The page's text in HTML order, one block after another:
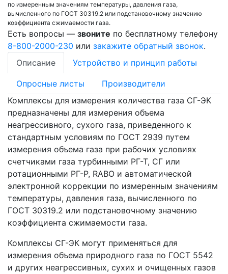
по измеренным значениям температуры, давления газа,
вычисленного по ГОСТ 30319.2 или подстановочному значению
коэффициента сжимаемости газа.
Есть вопросы — звоните по бесплатному телефону
8-800-2000-230 или закажите обратный звонок.
Описание
Устройство и принцип работы
Опросные листы
Производители
Комплексы для измерения количества газа СГ-ЭК
предназначены для измерения объема
неагрессивного, сухого газа, приведенного к
стандартным условиям по ГОСТ 2939 путем
измерения объема газа при рабочих условиях
счетчиками газа турбинными РГ-Т, СГ или
ротационными РГ-Р, RABO и автоматической
электронной коррекции по измеренным значениям
температуры, давления газа, вычисленного по
ГОСТ 30319.2 или подстановочному значению
коэффициента сжимаемости газа.
Комплексы СГ-ЭК могут применяться для
измерения объема природного газа по ГОСТ 5542
и других неагрессивных, сухих и очищенных газов